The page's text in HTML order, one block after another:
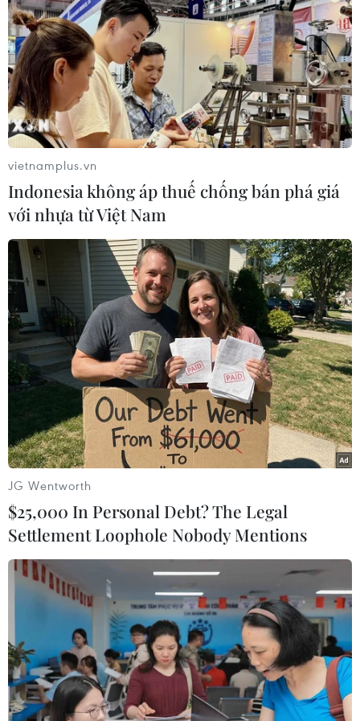
Điều tra sơ bộ về nghi vấn thảm sát mới ở
CHDC Congo
30/01/2019 23:00
Theo điều tra sơ bộ do Liên hợp quốc tiến hành về vụ
việc nghi là thảm sát ở phía Cộng hòa Dân chủ Congo,
có ít nhất 535 người đã bị sát hại trong 4 cuộc tấn công.
CHDC Congo: Nhiều cử tri bầu cử muộn
do dịch Ebola và xung đột bạo lực
31/03/2019 14:56
vietnamplus.vn
Indonesia không áp thuế chống bán phá giá
với nhựa từ Việt Nam
JG Wentworth
$25,000 In Personal Debt? The Legal
Settlement Loophole Nobody Mentions